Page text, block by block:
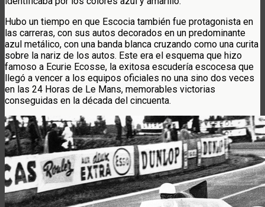
Hubo un tiempo en que Escocia también fue protagonista en
las carreras, con sus autos decorados en un predominante
azul metálico, con una banda blanca cruzando como una curita
sobre la nariz de los autos. Este era el esquema que hizo
famoso a Ecurie Ecosse, la exitosa escudería escocesa que
llegó a vencer a los equipos oficiales no una sino dos veces
en las 24 Horas de Le Mans, memorables victorias
conseguidas en la década del cincuenta.